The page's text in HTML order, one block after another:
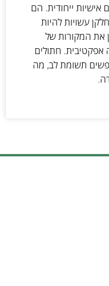
ייחודית. הם
עשויות להיות
את המקורות של
אפקטיבית. חתולים
תשומת לב, מה